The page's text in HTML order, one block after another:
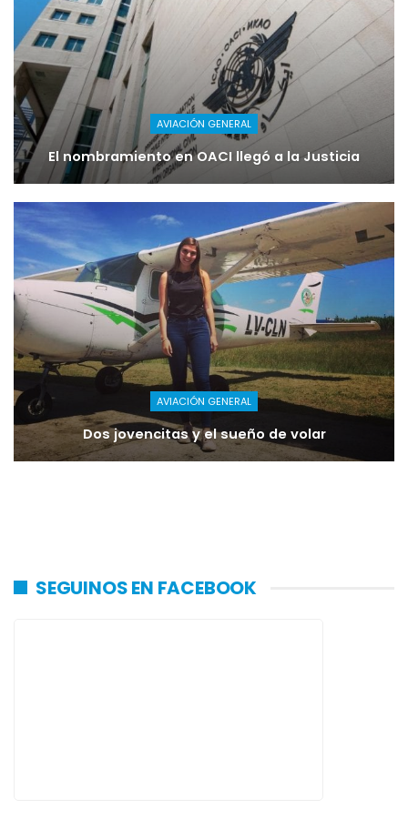
AVIACIÓN GENERAL
El nombramiento en OACI llegó a la Justicia
AVIACIÓN GENERAL
Dos jovencitas y el sueño de volar
SEGUINOS EN FACEBOOK